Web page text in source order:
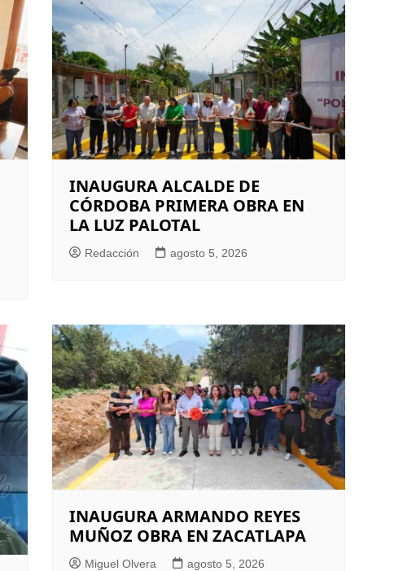
INAUGURA ALCALDE DE
CÓRDOBA PRIMERA OBRA EN
LA LUZ PALOTAL
Redacción agosto 5, 2026
INAUGURA ARMANDO REYES
MUÑOZ OBRA EN ZACATLAPA
Miguel Olvera agosto 5, 2026